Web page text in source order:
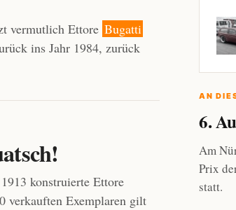
vermutlich Ettore Bugatti
ins Jahr 1984, zurück
konstruierte Ettore
verkauften Exemplaren gilt
AN
6.
Am
Prix
statt.